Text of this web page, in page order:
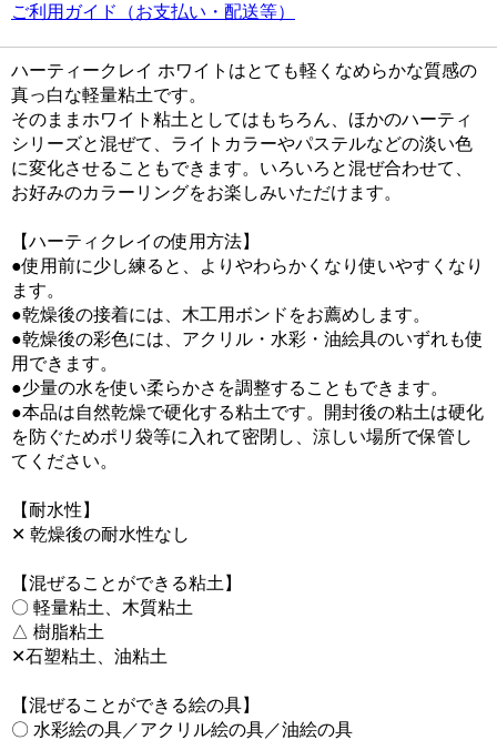
ご利用ガイド（お支払い・配送等）
ハーティークレイ ホワイトはとても軽くなめらかな質感の
真っ白な軽量粘土です。
そのままホワイト粘土としてはもちろん、ほかのハーティ
シリーズと混ぜて、ライトカラーやパステルなどの淡い色
に変化させることもできます。いろいろと混ぜ合わせて、
お好みのカラーリングをお楽しみいただけます。
【ハーティクレイの使用方法】
●使用前に少し練ると、よりやわらかくなり使いやすくなり
ます。
●乾燥後の接着には、木工用ボンドをお薦めします。
●乾燥後の彩色には、アクリル・水彩・油絵具のいずれも使
用できます。
●少量の水を使い柔らかさを調整することもできます。
●本品は自然乾燥で硬化する粘土です。開封後の粘土は硬化
を防ぐためポリ袋等に入れて密閉し、涼しい場所で保管し
てください。
【耐水性】
✕ 乾燥後の耐水性なし
【混ぜることができる粘土】
〇 軽量粘土、木質粘土
△ 樹脂粘土
✕石塑粘土、油粘土
【混ぜることができる絵の具】
〇 水彩絵の具／アクリル絵の具／油絵の具